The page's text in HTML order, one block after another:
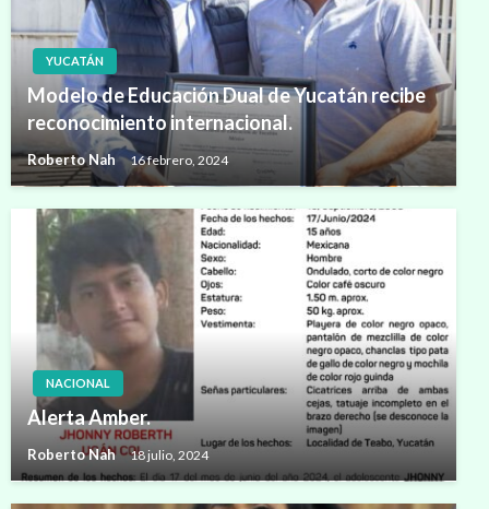
YUCATÁN
Modelo de Educación Dual de Yucatán recibe
reconocimiento internacional.
Roberto Nah 16 febrero, 2024
NACIONAL
Alerta Amber.
Roberto Nah 18 julio, 2024